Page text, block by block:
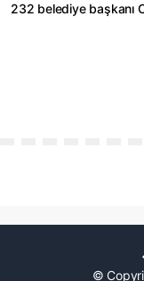
232 belediye başkanı
©